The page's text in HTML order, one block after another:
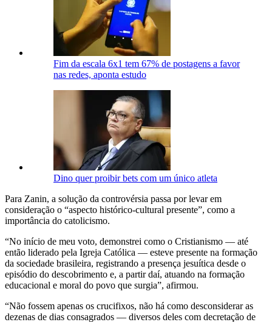
Fim da escala 6x1 tem 67% de postagens a favor
nas redes, aponta estudo
Dino quer proibir bets com um único atleta
Para Zanin, a solução da controvérsia passa por levar em
consideração o “aspecto histórico-cultural presente”, como a
importância do catolicismo.
“No início de meu voto, demonstrei como o Cristianismo — até
então liderado pela Igreja Católica — esteve presente na formação
da sociedade brasileira, registrando a presença jesuítica desde o
episódio do descobrimento e, a partir daí, atuando na formação
educacional e moral do povo que surgia”, afirmou.
“Não fossem apenas os crucifixos, não há como desconsiderar as
dezenas de dias consagrados — diversos deles com decretação de